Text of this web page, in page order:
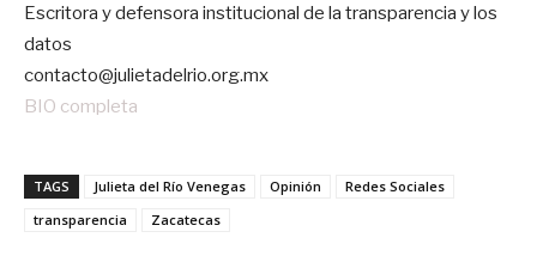
Escritora y defensora institucional de la transparencia y los
datos
contacto@julietadelrio.org.mx
BIO completa
TAGS Julieta del Río Venegas Opinión
Redes Sociales
transparencia
Zacatecas